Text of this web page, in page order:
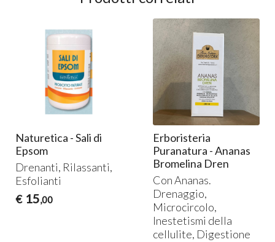
Naturetica - Sali di
Epsom
Drenanti, Rilassanti,
Esfolianti
€ 15,00
Erboristeria
Puranatura - Ananas
Bromelina Dren
Con Ananas.
Drenaggio,
Microcircolo,
Inestetismi della
cellulite, Digestione